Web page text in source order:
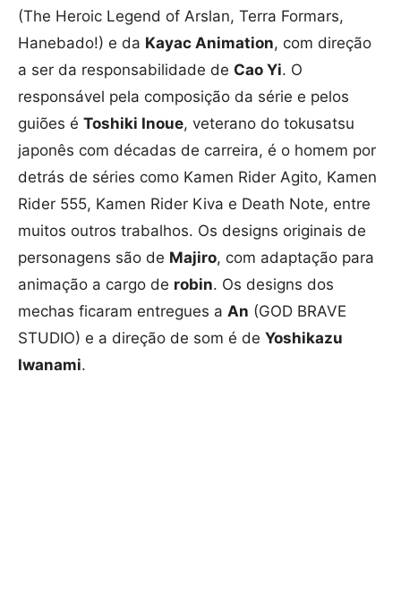
(The Heroic Legend of Arslan, Terra Formars,
Hanebado!) e da Kayac Animation, com direção
a ser da responsabilidade de Cao Yi. O
responsável pela composição da série e pelos
guiões é Toshiki Inoue, veterano do tokusatsu
japonês com décadas de carreira, é o homem por
detrás de séries como Kamen Rider Agito, Kamen
Rider 555, Kamen Rider Kiva e Death Note, entre
muitos outros trabalhos. Os designs originais de
personagens são de Majiro, com adaptação para
animação a cargo de robin. Os designs dos
mechas ficaram entregues a An (GOD BRAVE
STUDIO) e a direção de som é de Yoshikazu
Iwanami.